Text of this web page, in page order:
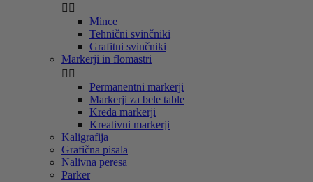
 
Mince
Tehnični svinčniki
Grafitni svinčniki
Markerji in flomastri
 
Permanentni markerji
Markerji za bele table
Kreda markerji
Kreativni markerji
Kaligrafija
Grafična pisala
Nalivna peresa
Parker